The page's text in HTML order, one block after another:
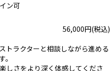
ン可
56,000円(税込)
トラクターと相談しながら進める
しさをより深く体感してくださ